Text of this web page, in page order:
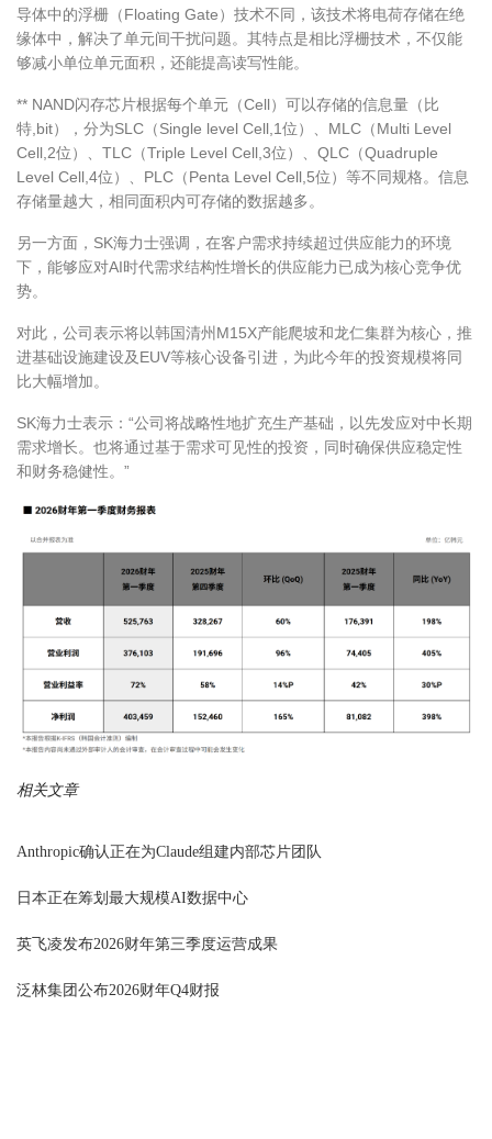
导体中的浮栅（Floating Gate）技术不同，该技术将电荷存储在绝
缘体中，解决了单元间干扰问题。其特点是相比浮栅技术，不仅能
够减小单位单元面积，还能提高读写性能。
** NAND闪存芯片根据每个单元（Cell）可以存储的信息量（比
特,bit），分为SLC（Single level Cell,1位）、MLC（Multi Level
Cell,2位）、TLC（Triple Level Cell,3位）、QLC（Quadruple
Level Cell,4位）、PLC（Penta Level Cell,5位）等不同规格。信息
存储量越大，相同面积内可存储的数据越多。
另一方面，SK海力士强调，在客户需求持续超过供应能力的环境
下，能够应对AI时代需求结构性增长的供应能力已成为核心竞争优
势。
对此，公司表示将以韩国清州M15X产能爬坡和龙仁集群为核心，推
进基础设施建设及EUV等核心设备引进，为此今年的投资规模将同
比大幅增加。
SK海力士表示：“公司将战略性地扩充生产基础，以先发应对中长期
需求增长。也将通过基于需求可见性的投资，同时确保供应稳定性
和财务稳健性。”
相关文章
Anthropic确认正在为Claude组建内部芯片团队
日本正在筹划最大规模AI数据中心
英飞凌发布2026财年第三季度运营成果
泛林集团公布2026财年Q4财报